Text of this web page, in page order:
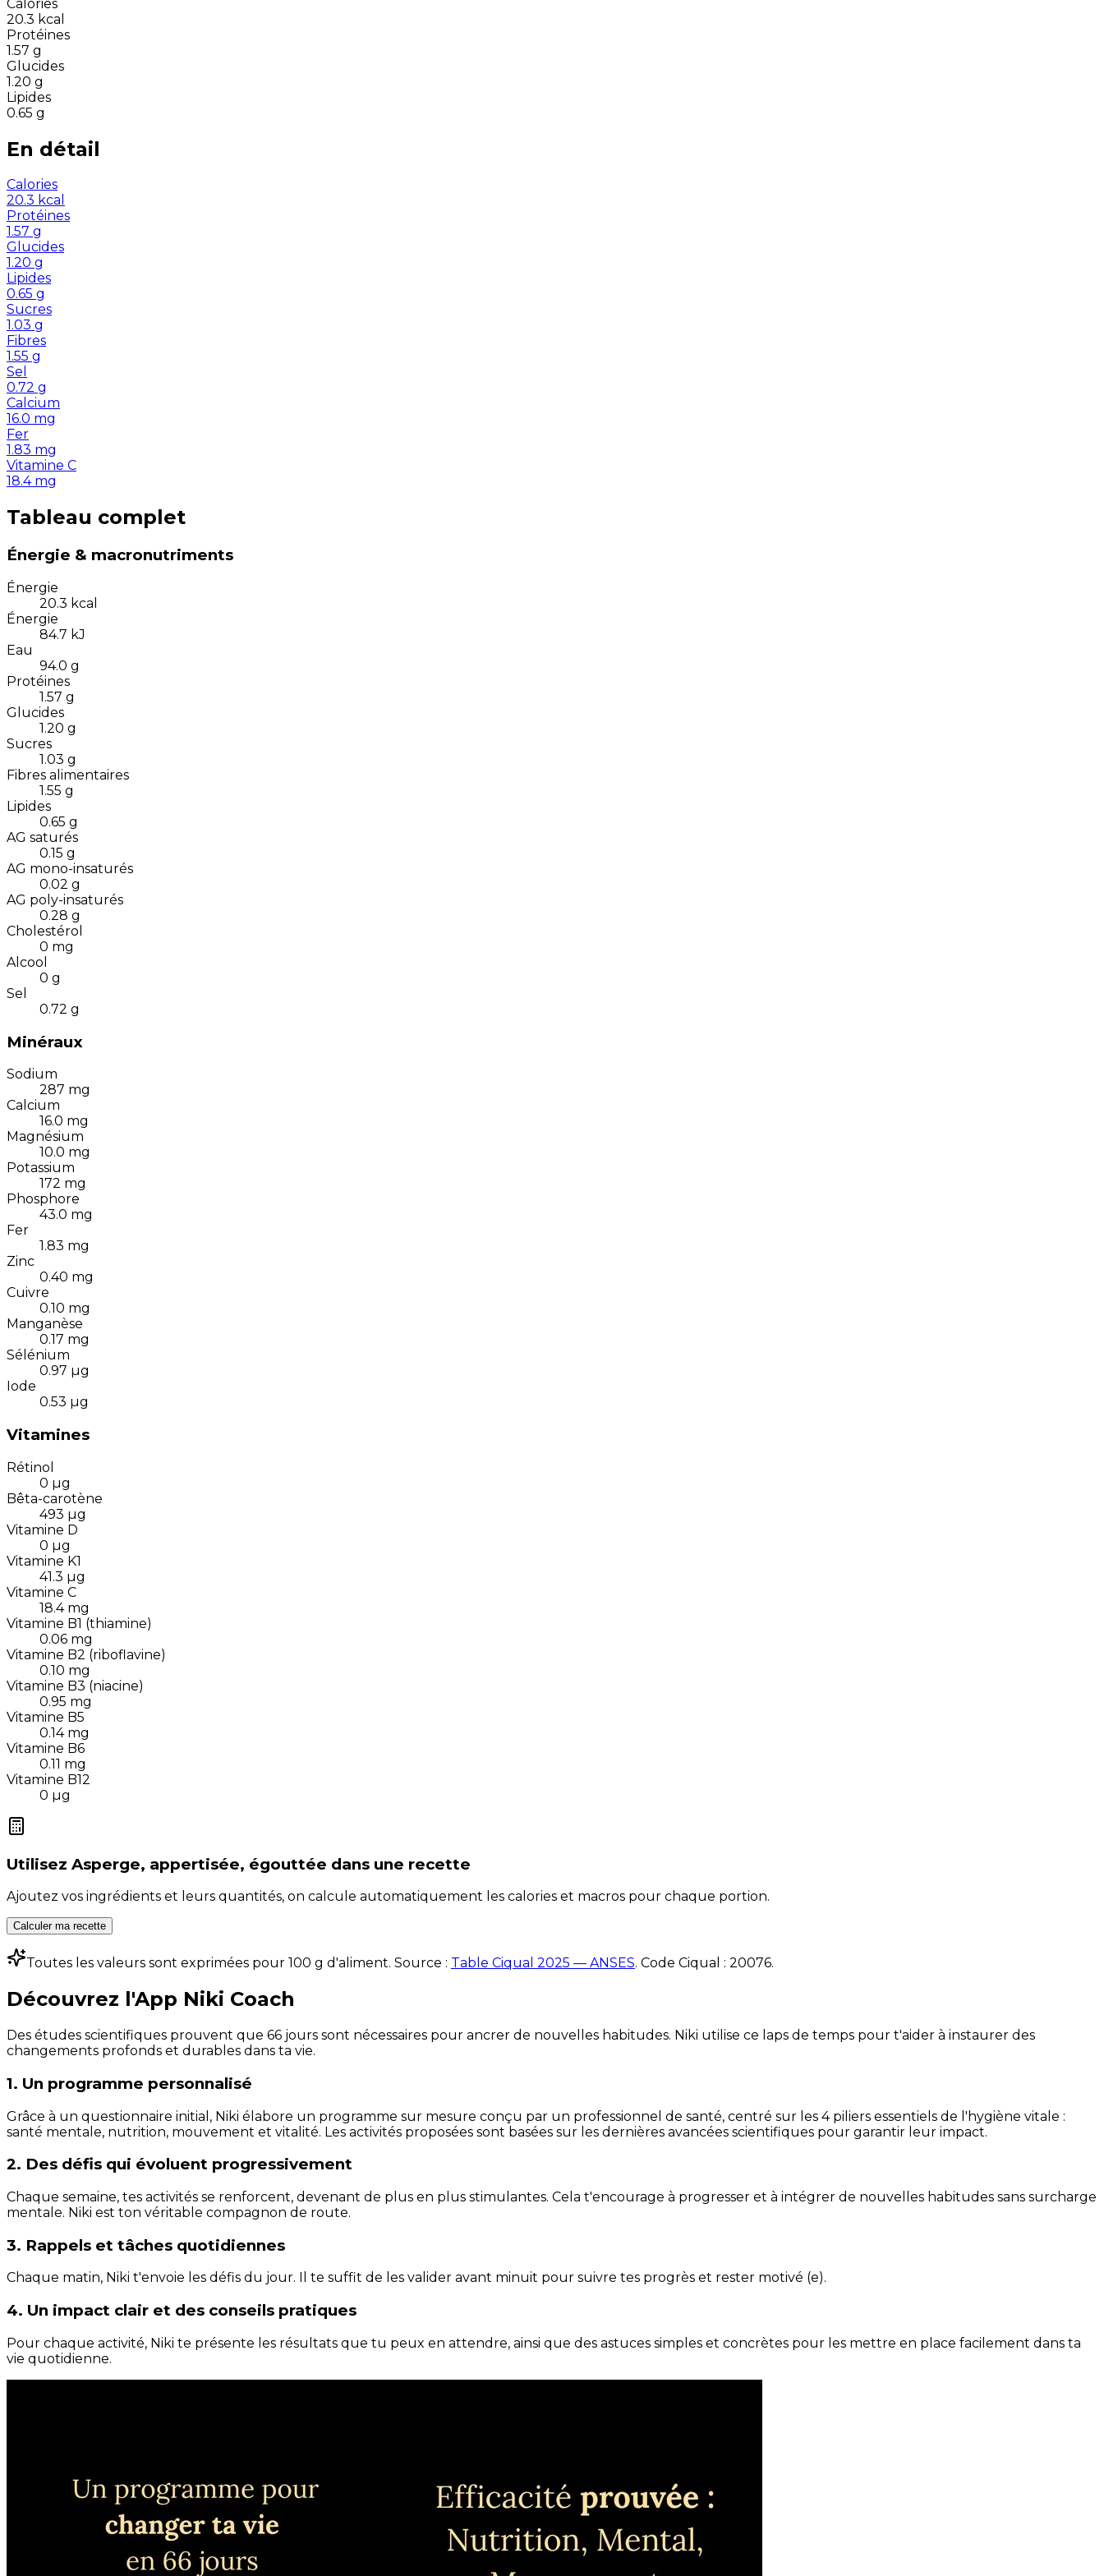
Calories
20.3 kcal
Protéines
1.57 g
Glucides
1.20 g
Lipides
0.65 g
En détail
Calories
20.3 kcal
Protéines
1.57 g
Glucides
1.20 g
Lipides
0.65 g
Sucres
1.03 g
Fibres
1.55 g
Sel
0.72 g
Calcium
16.0 mg
Fer
1.83 mg
Vitamine C
18.4 mg
Tableau complet
Énergie & macronutriments
Énergie
20.3 kcal
Énergie
84.7 kJ
Eau
94.0 g
Protéines
1.57 g
Glucides
1.20 g
Sucres
1.03 g
Fibres alimentaires
1.55 g
Lipides
0.65 g
AG saturés
0.15 g
AG mono-insaturés
0.02 g
AG poly-insaturés
0.28 g
Cholestérol
0 mg
Alcool
0 g
Sel
0.72 g
Minéraux
Sodium
287 mg
Calcium
16.0 mg
Magnésium
10.0 mg
Potassium
172 mg
Phosphore
43.0 mg
Fer
1.83 mg
Zinc
0.40 mg
Cuivre
0.10 mg
Manganèse
0.17 mg
Sélénium
0.97 µg
Iode
0.53 µg
Vitamines
Rétinol
0 µg
Bêta-carotène
493 µg
Vitamine D
0 µg
Vitamine K1
41.3 µg
Vitamine C
18.4 mg
Vitamine B1 (thiamine)
0.06 mg
Vitamine B2 (riboflavine)
0.10 mg
Vitamine B3 (niacine)
0.95 mg
Vitamine B5
0.14 mg
Vitamine B6
0.11 mg
Vitamine B12
0 µg
Utilisez Asperge, appertisée, égouttée dans une recette
Ajoutez vos ingrédients et leurs quantités, on calcule automatiquement les calories et macros pour chaque portion.
Calculer ma recette
Toutes les valeurs sont exprimées pour 100 g d'aliment. Source : Table Ciqual 2025 — ANSES. Code Ciqual : 20076.
Découvrez l'App Niki Coach
Des études scientifiques prouvent que 66 jours sont nécessaires pour ancrer de nouvelles habitudes. Niki utilise ce laps de temps pour t'aider à instaurer des
changements profonds et durables dans ta vie.
1. Un programme personnalisé
Grâce à un questionnaire initial, Niki élabore un programme sur mesure conçu par un professionnel de santé, centré sur les 4 piliers essentiels de l'hygiène vitale :
santé mentale, nutrition, mouvement et vitalité. Les activités proposées sont basées sur les dernières avancées scientifiques pour garantir leur impact.
2. Des défis qui évoluent progressivement
Chaque semaine, tes activités se renforcent, devenant de plus en plus stimulantes. Cela t'encourage à progresser et à intégrer de nouvelles habitudes sans surcharge
mentale. Niki est ton véritable compagnon de route.
3. Rappels et tâches quotidiennes
Chaque matin, Niki t'envoie les défis du jour. Il te suffit de les valider avant minuit pour suivre tes progrès et rester motivé (e).
4. Un impact clair et des conseils pratiques
Pour chaque activité, Niki te présente les résultats que tu peux en attendre, ainsi que des astuces simples et concrètes pour les mettre en place facilement dans ta
vie quotidienne.